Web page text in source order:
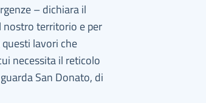
– dichiara il
nostro territorio e per
lavori che
necessita il reticolo
San Donato, di